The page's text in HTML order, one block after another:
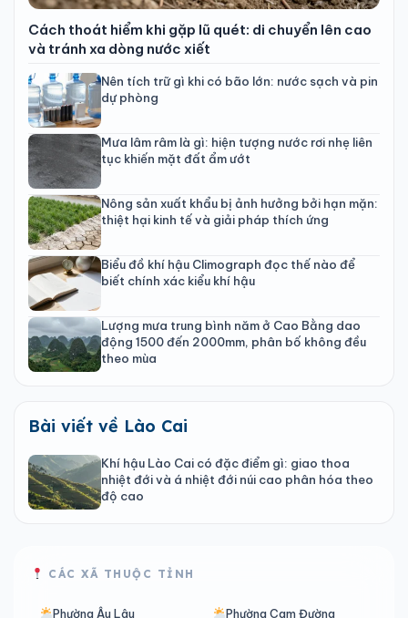
Cách thoát hiểm khi gặp lũ quét: di chuyển lên cao
và tránh xa dòng nước xiết
Nên tích trữ gì khi có bão lớn: nước sạch và pin
dự phòng
Mưa lâm râm là gì: hiện tượng nước rơi nhẹ liên
tục khiến mặt đất ẩm ướt
Nông sản xuất khẩu bị ảnh hưởng bởi hạn mặn:
thiệt hại kinh tế và giải pháp thích ứng
Biểu đồ khí hậu Climograph đọc thế nào để
biết chính xác kiểu khí hậu
Lượng mưa trung bình năm ở Cao Bằng dao
động 1500 đến 2000mm, phân bố không đều
theo mùa
Bài viết về Lào Cai
Khí hậu Lào Cai có đặc điểm gì: giao thoa
nhiệt đới và á nhiệt đới núi cao phân hóa theo
độ cao
CÁC XÃ THUỘC TỈNH
Phường Âu Lâu Phường Cam Đường